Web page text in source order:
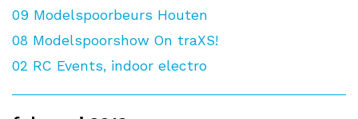
09 Modelspoorbeurs Houten
08 Modelspoorshow On traXS!
02 RC Events, indoor electro